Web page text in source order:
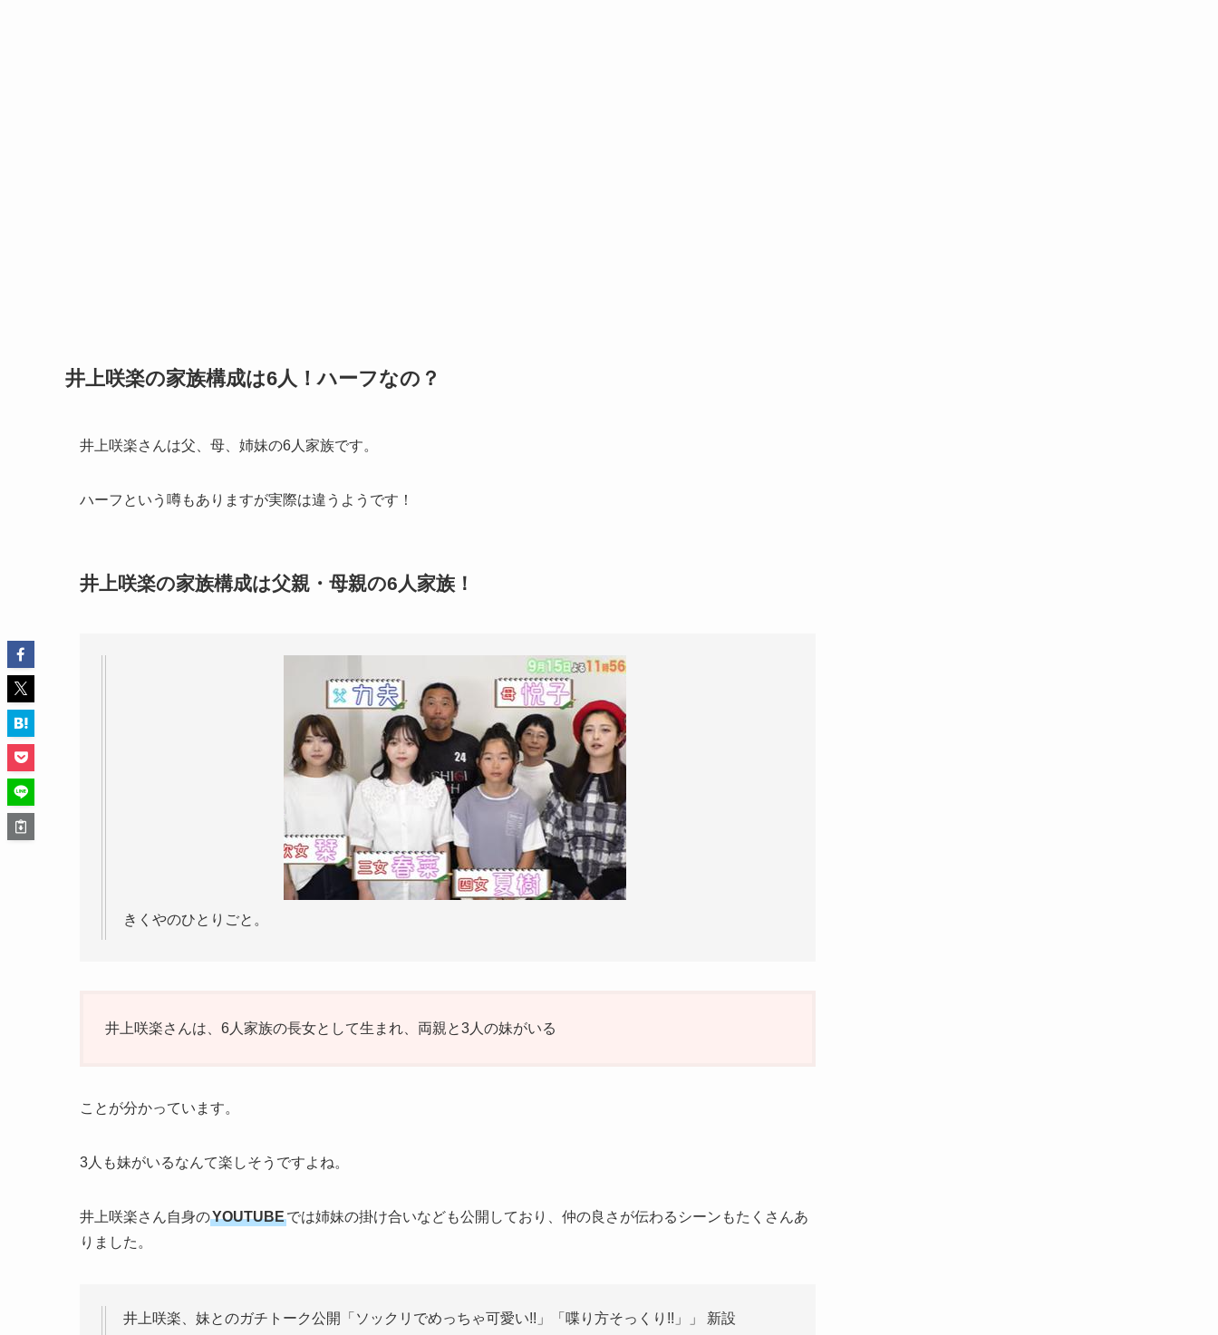
井上咲楽の家族構成は6人！ハーフなの？
井上咲楽さんは父、母、姉妹の6人家族です。
ハーフという噂もありますが実際は違うようです！
井上咲楽の家族構成は父親・母親の6人家族！
きくやのひとりごと。
井上咲楽さんは、6人家族の長女として生まれ、両親と3人の妹がいる
ことが分かっています。
3人も妹がいるなんて楽しそうですよね。
井上咲楽さん自身のYOUTUBEでは姉妹の掛け合いなども公開しており、仲の良さが伝わるシーンもたくさんあ
りました。
井上咲楽、妹とのガチトーク公開「ソックリでめっちゃ可愛い!!」「喋り方そっくり!!」」 新設